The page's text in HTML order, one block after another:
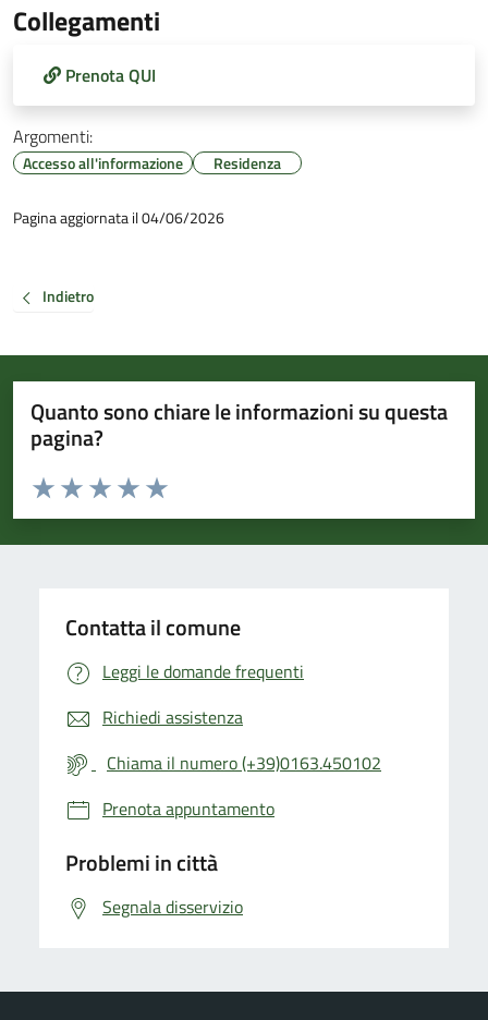
Collegamenti
Prenota QUI
Argomenti:
Accesso all'informazione Residenza
Pagina aggiornata il 04/06/2026
Indietro
Quanto sono chiare le informazioni su questa
pagina?
Valuta da 1 a 5 stelle la pagina
Valuta 5 stelle su 5
Valuta 4 stelle su 5
Valuta 3 stelle su 5
Valuta 2 stelle su 5
Valuta 1 stelle su 5
Contatta il comune
Leggi le domande frequenti
Richiedi assistenza
Chiama il numero (+39)0163.450102
Prenota appuntamento
Problemi in città
Segnala disservizio